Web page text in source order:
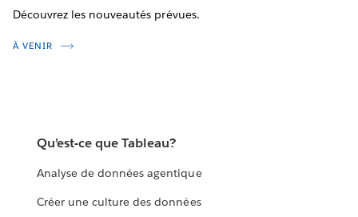
Découvrez les nouveautés prévues.
À VENIR
Qu’est-ce que Tableau?
Analyse de données agentique
Créer une culture des données